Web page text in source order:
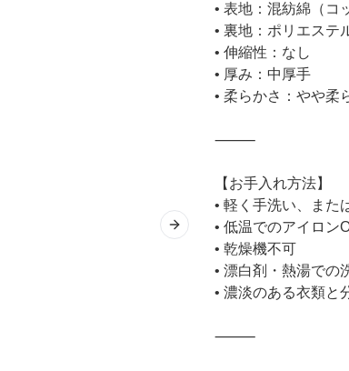
Next slide
• 表地：混紡綿（コ
• 裏地：ポリエステ
• 伸縮性：なし
• 厚み：中厚手
• 柔らかさ：やや柔
⸻
【お手入れ方法】
• 軽く手洗い、また
• 低温でのアイロン
• 乾燥機不可
• 漂白剤・熱湯での
• 濃淡のある衣類と
⸻